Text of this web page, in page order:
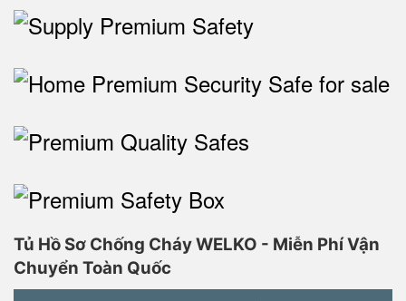
Tủ Hồ Sơ Chống Cháy WELKO - Miễn Phí Vận
Chuyển Toàn Quốc